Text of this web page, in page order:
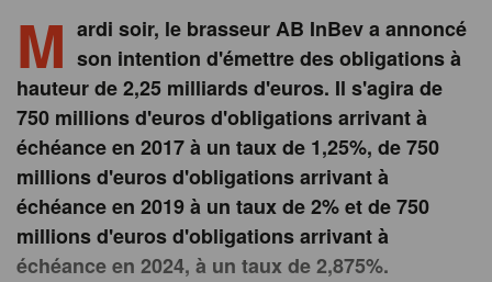
M ardi soir, le brasseur AB InBev a annoncé
son intention d'émettre des obligations à
hauteur de 2,25 milliards d'euros. Il s'agira de
750 millions d'euros d'obligations arrivant à
échéance en 2017 à un taux de 1,25%, de 750
millions d'euros d'obligations arrivant à
échéance en 2019 à un taux de 2% et de 750
millions d'euros d'obligations arrivant à
échéance en 2024, à un taux de 2,875%.